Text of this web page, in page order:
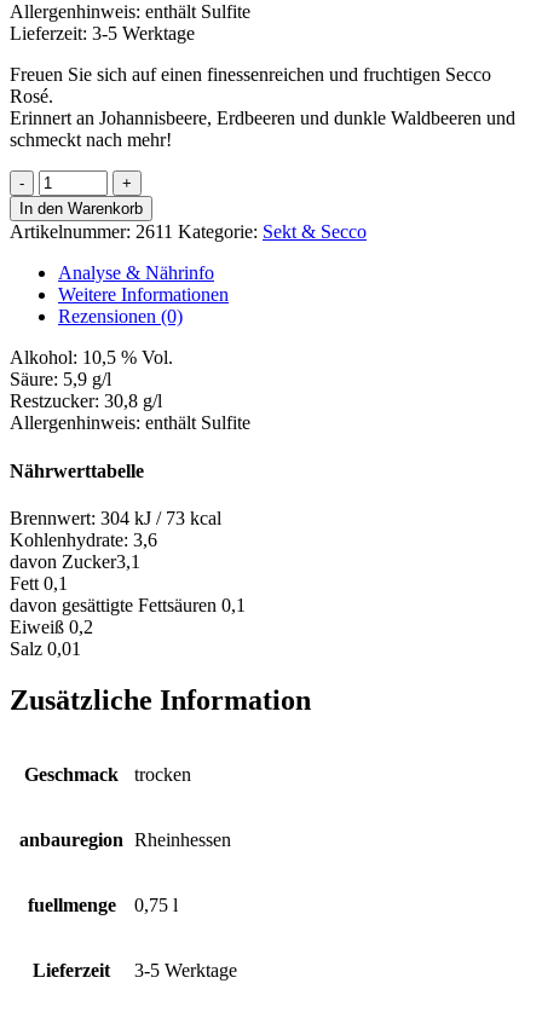
Allergenhinweis: enthält Sulfite
Lieferzeit: 3-5 Werktage
Freuen Sie sich auf einen finessenreichen und fruchtigen Secco
Rosé.
Erinnert an Johannisbeere, Erdbeeren und dunkle Waldbeeren und
schmeckt nach mehr!
Secco
XIII.
[rosé]
Menge
In den Warenkorb
Artikelnummer: 2611 Kategorie: Sekt & Secco
Analyse & Nährinfo
Weitere Informationen
Rezensionen (0)
Alkohol: 10,5 % Vol.
Säure: 5,9 g/l
Restzucker: 30,8 g/l
Allergenhinweis: enthält Sulfite
Nährwerttabelle
Brennwert: 304 kJ / 73 kcal
Kohlenhydrate: 3,6
davon Zucker3,1
Fett 0,1
davon gesättigte Fettsäuren 0,1
Eiweiß 0,2
Salz 0,01
Zusätzliche Information
Geschmack trocken
anbauregion Rheinhessen
fuellmenge 0,75 l
Lieferzeit 3-5 Werktage